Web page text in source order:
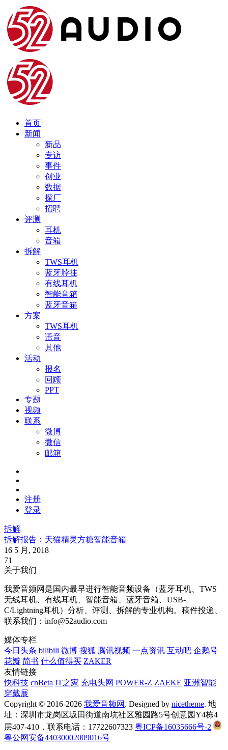
首页
新闻
新品
专访
事件
创业
数据
探厂
招聘
评测
耳机
音箱
拆解
TWS耳机
蓝牙脖挂
有线耳机
智能音箱
蓝牙音箱
方案
TWS耳机
语音
其他
活动
报名
回顾
PPT
专题
视频
联系
微博
微信
邮箱
注册
登录
拆解
拆解报告：天猫精灵方糖智能音箱
16 5 月, 2018
71
关于我们
我爱音频网是国内最早进行智能音频设备（蓝牙耳机、TWS
无线耳机、有线耳机、智能音箱、蓝牙音箱、USB-
C/Lightning耳机）分析、评测、拆解的专业机构。稿件投递、
联系我们：info@52audio.com
媒体专栏
今日头条 bilibili 微博 搜狐 腾讯视频 一点资讯 互动吧 企鹅号
花瓣 简书 什么值得买 ZAKER
友情链接
快科技 cnBeta IT之家 充电头网 POWER-Z ZAEKE 亚洲智能
穿戴展
Copyright © 2016-2026 我爱音频网 . Designed by nicetheme. 地
址：深圳市龙岗区坂田街道南坑社区雅园路5号创意园Y4栋4
层407-410，联系电话：17722607323 粤ICP备16035666号-2
粤公网安备44030002009016号